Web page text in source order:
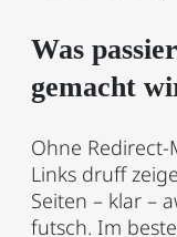
Was
gemacht
Ohne Redirect-
Links druff
Seiten – klar –
futsch. Im